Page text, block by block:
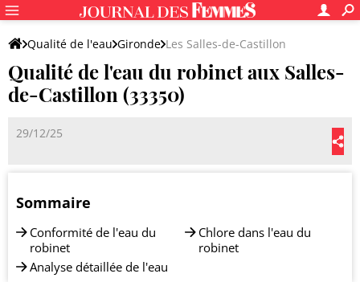
Qualité de l'eau Gironde Les Salles-de-Castillon
Qualité de l'eau du robinet aux Salles-
de-Castillon (33350)
29/12/25
Sommaire
Conformité de l'eau du
robinet
Analyse détaillée de l'eau
Chlore dans l'eau du
robinet